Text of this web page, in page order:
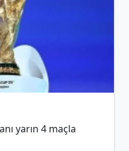
yarın 4 maçla